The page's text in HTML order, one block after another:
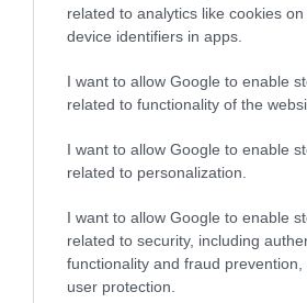
related to analytics like cookies
device identifiers in apps.
I want to allow Google to enable
related to functionality of the
I want to allow Google to enable
related to personalization.
I want to allow Google to enable
related to security, including
functionality and fraud
user protection.
PRONEWS.GR /ΑΛΛΑ ΣΠΟΡ
Παγκόσμιο Πρωτάθλημα